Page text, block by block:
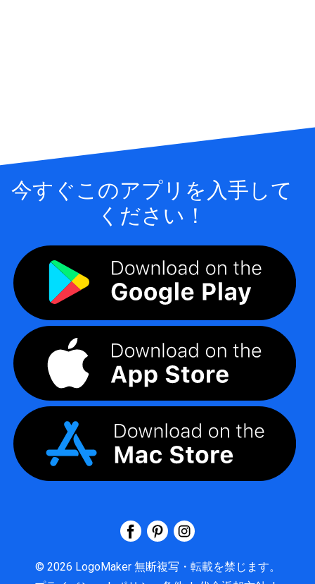
今すぐこのアプリを入手して
ください！
© 2026 LogoMaker 無断複写・転載を禁じます。